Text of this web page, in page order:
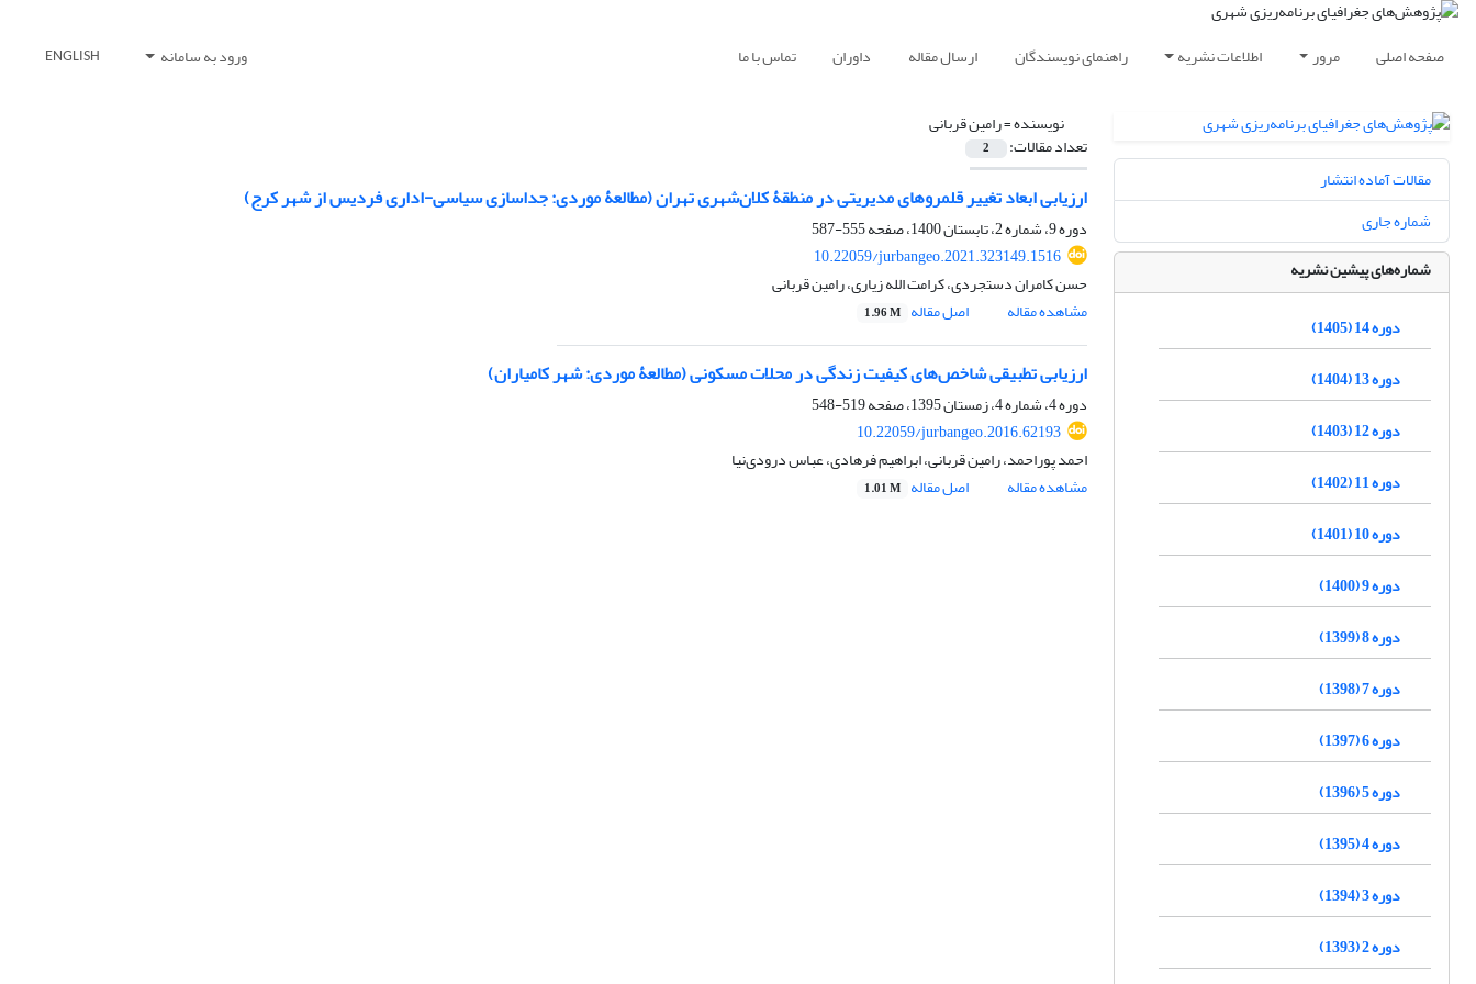
صفحه اصلی مرور اطلاعات نشریه راهنمای نویسندگان ارسال مقاله داوران تماس با ما ورود به سامانه ENGLISH
نویسنده =رامین قربانی
تعداد مقالات: 2
ارزیابی ابعاد تغییر قلمروهای مدیریتی در منطقۀ کلان‌شهری تهران (مطالعۀ موردی: جداسازی سیاسی-اداری فردیس از شهر کرج)
دوره 9، شماره 2، تابستان 1400، صفحه
555-587
10.22059/jurbangeo.2021.323149.1516
حسن کامران دستجردی، کرامت الله زیاری، رامین قربانی
مشاهده مقاله
اصل مقاله 1.96 M
ارزیابی تطبیقی شاخص‌های کیفیت زندگی در محلات مسکونی (مطالعۀ موردی: شهر کامیاران)
دوره 4، شماره 4، زمستان 1395، صفحه
519-548
10.22059/jurbangeo.2016.62193
احمد پوراحمد، رامین قربانی، ابراهیم فرهادی، عباس درودی‌نیا
مشاهده مقاله
اصل مقاله 1.01 M
مقالات آماده انتشار
شماره جاری
شماره‌های پیشین نشریه
دوره 14 (1405)
دوره 13 (1404)
دوره 12 (1403)
دوره 11 (1402)
دوره 10 (1401)
دوره 9 (1400)
دوره 8 (1399)
دوره 7 (1398)
دوره 6 (1397)
دوره 5 (1396)
دوره 4 (1395)
دوره 3 (1394)
دوره 2 (1393)